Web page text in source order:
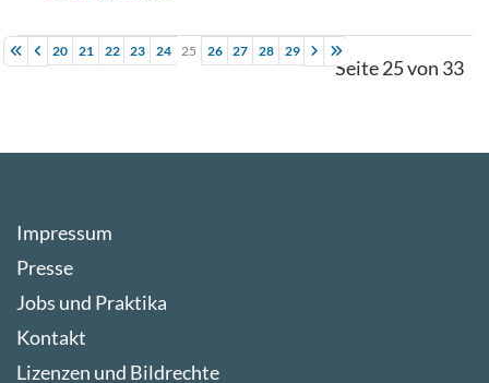
Seite 25 von 33
20 21 22 23 24 25 26 27 28 29
Impressum
Presse
Jobs und Praktika
Kontakt
Lizenzen und Bildrechte